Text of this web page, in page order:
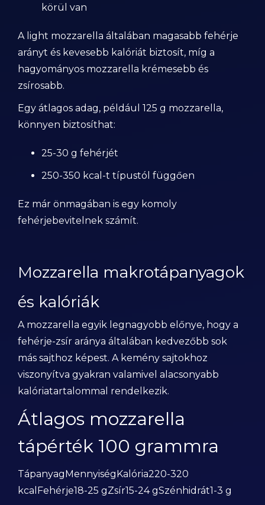
körül van
A light mozzarella általában magasabb fehérje
arányt és kevesebb kalóriát biztosít, míg a
hagyományos mozzarella krémesebb és
zsírosabb.
Egy átlagos adag, például 125 g mozzarella,
könnyen biztosíthat:
25-30 g fehérjét
250-350 kcal-t típustól függően
Ez már önmagában is egy komoly
fehérjebevitelnek számít.
Mozzarella makrotápanyagok
és kalóriák
A mozzarella egyik legnagyobb előnye, hogy a
fehérje-zsír aránya általában kedvezőbb sok
más sajthoz képest. A kemény sajtokhoz
viszonyítva gyakran valamivel alacsonyabb
kalóriatartalommal rendelkezik.
Átlagos mozzarella
tápérték 100 grammra
TápanyagMennyiségKalória220-320
kcalFehérje18-25 gZsír15-24 gSzénhidrát1-3 g